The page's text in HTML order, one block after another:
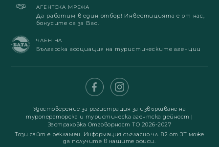
АГЕНТСКА МРЕЖА
Да работим в един отбор! Инвестицията е от нас,
бонусите са за Вас.
ЧЛЕН НА
Българска асоциация на туристическите агенции
Удостоверение за регистрация за извършване на
туроператорска и туристическа агентска дейност |
Застраховка Отговорност ТО 2026-2027
Този сайт е рекламен. Информация съгласно чл. 82 от ЗТ може
да получите в нашите офиси.